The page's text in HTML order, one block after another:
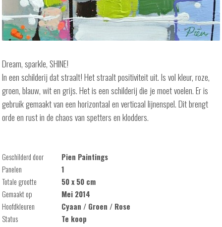
Dream, sparkle, SHINE!
In een schilderij dat straalt! Het straalt positiviteit uit. Is vol kleur, roze,
groen, blauw, wit en grijs. Het is een schilderij die je moet voelen. Er is
gebruik gemaakt van een horizontaal en verticaal lijnenspel. Dit brengt
orde en rust in de chaos van spetters en klodders.
Geschilderd door
Pien Paintings
Panelen
1
Totale grootte
50 x 50 cm
Gemaakt op
Mei 2014
Hoofdkleuren
Cyaan / Groen / Rose
Status
Te koop